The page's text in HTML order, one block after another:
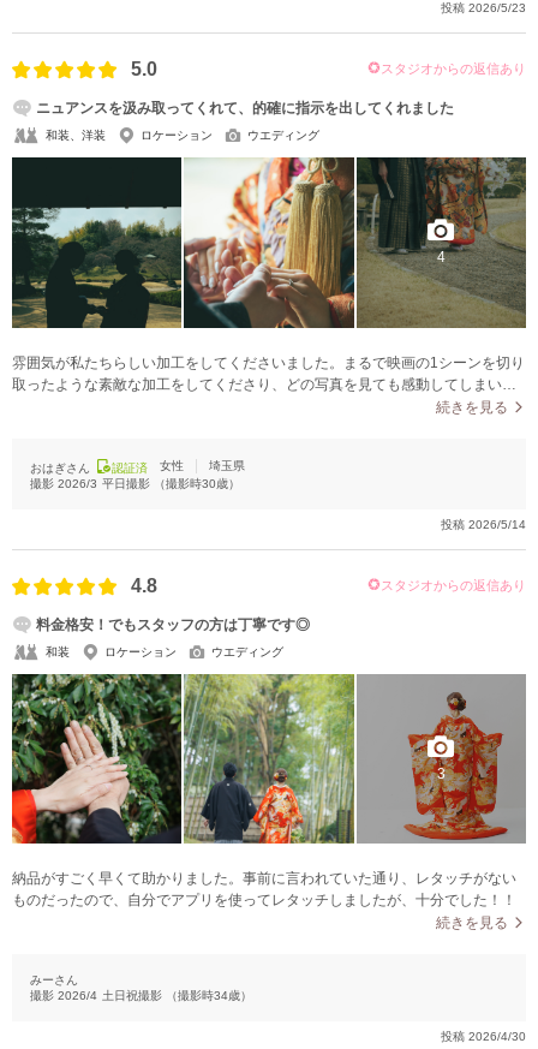
投稿 2026/5/23
5.0 スタジオからの返信あり
ニュアンスを汲み取ってくれて、的確に指示を出してくれました
和装、洋装 ロケーション ウエディング
4
雰囲気が私たちらしい加工をしてくださいました。まるで映画の1シーンを切り
取ったような素敵な加工をしてくださり、どの写真を見ても感動してしまいま
す。また、沢山ポージングの指示を頂いてたものを写真で見た時に、「どうな
いと、ニュアンスで伝えていたにも関わらず、私たちが思う「自然体」がしっ
かり表現されていました。本当に嬉しかったです。
続きを見る
おはぎさん 認証済 女性
埼玉県
撮影 2026/3 平日撮影 （撮影時30歳）
投稿 2026/5/14
4.8 スタジオからの返信あり
料金格安！でもスタッフの方は丁寧です◎
和装 ロケーション ウエディング
3
納品がすごく早くて助かりました。事前に言われていた通り、レタッチがない
ものだったので、自分でアプリを使ってレタッチしましたが、十分でした！！
続きを見る
みーさん
撮影 2026/4 土日祝撮影 （撮影時34歳）
投稿 2026/4/30